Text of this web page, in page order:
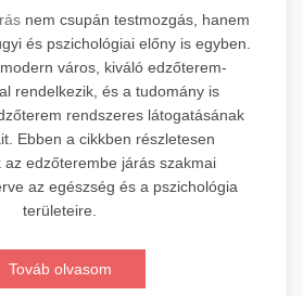
nem csupán testmozgás, hanem
és pszichológiai előny is egyben.
város, kiváló edzőterem-
rendelkezik, és a tudomány is
rendszeres látogatásának
Ebben a cikkben részletesen
az edzőterembe járás szakmai
az egészség és a pszichológia
területeire.
Továb olvasom